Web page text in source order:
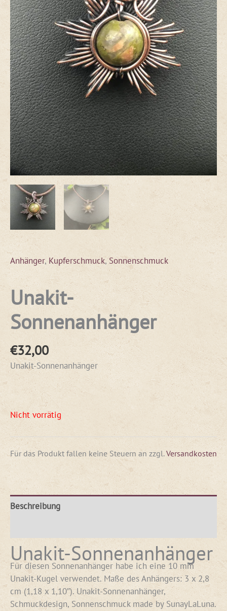
Anhänger, Kupferschmuck,Sonnenschmuck
Unakit-
Sonnenanhänger
€32,00
Unakit-Sonnenanhänger
Nicht vorrätig
Für das Produkt fallen keine Steuern an zzgl.Versandkosten
Beschreibung
Unakit-Sonnenanhänger
Für diesen Sonnenanhänger habe ich eine 10 mm
Unakit-Kugel verwendet. Maße des Anhängers: 3 x 2,8
cm (1,18 x 1,10″). Unakit-Sonnenanhänger,
Schmuckdesign, Sonnenschmuck made by SunayLaLuna.